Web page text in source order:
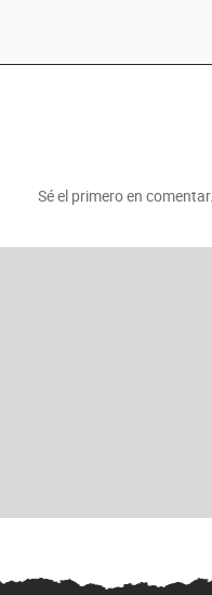
Sé el primero en comentar.